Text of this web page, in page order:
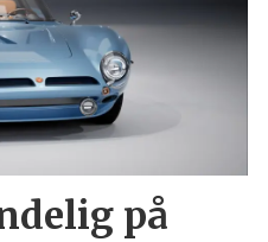
på